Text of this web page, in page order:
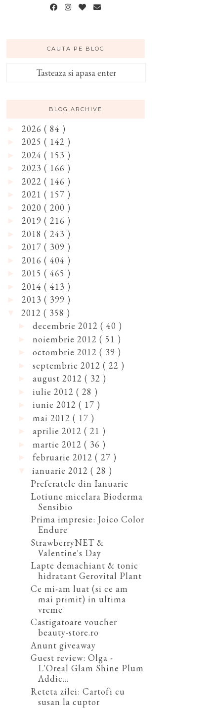
CAUTA PE BLOG
BLOG ARCHIVE
2026 ( 84 )
2025 ( 142 )
2024 ( 153 )
2023 ( 166 )
2022 ( 146 )
2021 ( 157 )
2020 ( 200 )
2019 ( 216 )
2018 ( 243 )
2017 ( 309 )
2016 ( 404 )
2015 ( 465 )
2014 ( 413 )
2013 ( 399 )
2012 ( 358 )
decembrie 2012 ( 40 )
noiembrie 2012 ( 51 )
octombrie 2012 ( 39 )
septembrie 2012 ( 22 )
august 2012 ( 32 )
iulie 2012 ( 28 )
iunie 2012 ( 17 )
mai 2012 ( 17 )
aprilie 2012 ( 21 )
martie 2012 ( 36 )
februarie 2012 ( 27 )
ianuarie 2012 ( 28 )
Preferatele din Ianuarie
Lotiune micelara Bioderma
Sensibio
Prima impresie: Joico Color
Endure
StrawberryNET &
Valentine's Day
Lapte demachiant & tonic
hidratant Gerovital Plant
Ce mi-am luat (si ce am
mai primit) in ultima
vreme
Castigatoare voucher
beauty-store.ro
Anunt giveaway
Guest review: Olga -
L'Oreal Glam Shine Plum
Addic...
Reteta zilei: Cartofi cu
susan la cuptor